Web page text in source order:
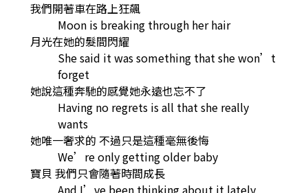
我們開著車在路上狂飆
Moon is breaking through her hair
月光在她的髮間閃耀
She said it was something that she won’t
forget
她說這種奔馳的感覺她永遠也忘不了
Having no regrets is all that she really
wants
她唯一奢求的 不過只是這種毫無後悔
We’re only getting older baby
寶貝 我們只會隨著時間成長
And I’ve been thinking about it lately